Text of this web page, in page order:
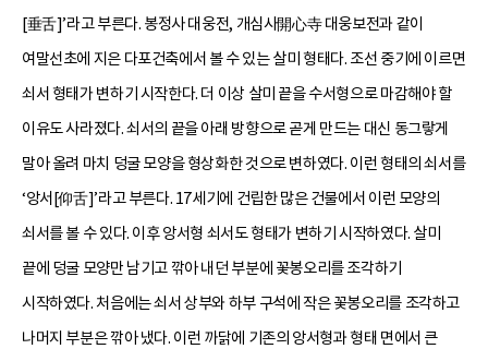
[垂舌]’라고 부른다. 봉정사 대웅전, 개심사開心寺 대웅보전과 같이
여말선초에 지은 다포건축에서 볼 수 있는 살미 형태다. 조선 중기에 이르면
쇠서 형태가 변하기 시작한다. 더 이상 살미 끝을 수서형으로 마감해야 할
이유도 사라졌다. 쇠서의 끝을 아래 방향으로 곧게 만드는 대신 동그랗게
말아 올려 마치 덩굴 모양을 형상화한 것으로 변하였다. 이런 형태의 쇠서를
‘앙서[仰舌]’라고 부른다. 17세기에 건립한 많은 건물에서 이런 모양의
쇠서를 볼 수 있다. 이후 앙서형 쇠서도 형태가 변하기 시작하였다. 살미
끝에 덩굴 모양만 남기고 깎아 내던 부분에 꽃봉오리를 조각하기
시작하였다. 처음에는 쇠서 상부와 하부 구석에 작은 꽃봉오리를 조각하고
나머지 부분은 깎아 냈다. 이런 까닭에 기존의 앙서형과 형태 면에서 큰